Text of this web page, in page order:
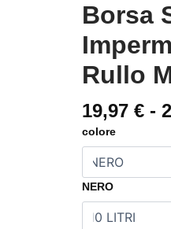
Borsa
Rullo
19,97€ -
colore
NERO
impermeabile
militare
da
mare
barca
moto
viaggio
quantità